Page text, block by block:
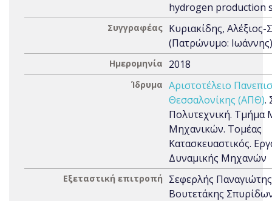
hydrogen production
Συγγραφέας Κυριακίδης,
(Πατρώνυμο: Ιωάννης)
Ημερομηνία 2018
Ίδρυμα Αριστοτέλειο
Θεσσαλονίκης (ΑΠΘ).
Πολυτεχνική. Τμήμα
Μηχανικών. Τομέας
Κατασκευαστικός.
Δυναμικής Μηχανών
Εξεταστική επιτροπή
Σεφερλής Παναγιώτης
Βουτετάκης